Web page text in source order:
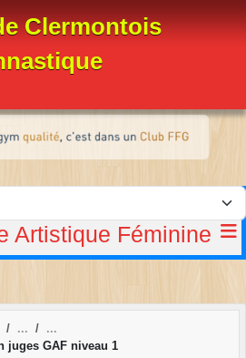
Clermontois
Artistique Féminine
juges GAF niveau 1